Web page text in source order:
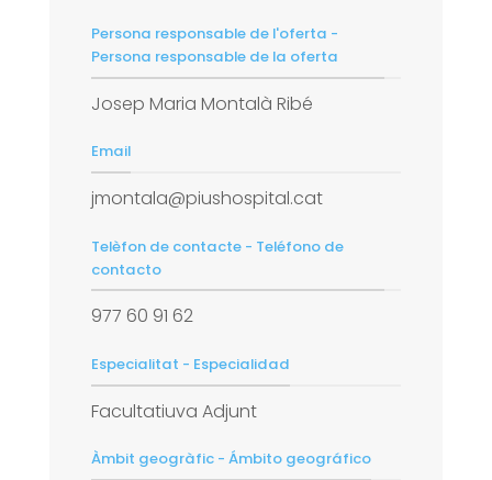
Persona responsable de l'oferta -
Persona responsable de la oferta
Josep Maria Montalà Ribé
Email
jmontala@piushospital.cat
Telèfon de contacte - Teléfono de
contacto
977 60 91 62
Especialitat - Especialidad
Facultatiuva Adjunt
Àmbit geogràfic - Ámbito geográfico